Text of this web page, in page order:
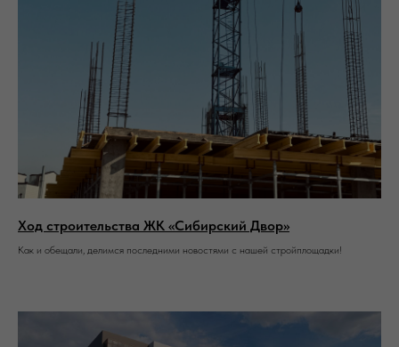
Ход строительства ЖК «Сибирский Двор»
Как и обещали, делимся последними новостями с нашей стройплощадки!